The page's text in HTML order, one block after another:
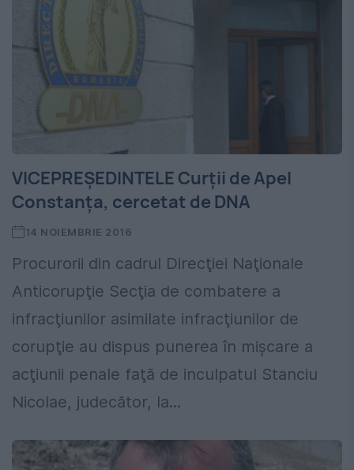
VICEPREŞEDINTELE Curții de Apel
Constanța, cercetat de DNA
14 NOIEMBRIE 2016
Procurorii din cadrul Direcţiei Naţionale
Anticorupţie Secţia de combatere a
infracţiunilor asimilate infracţiunilor de
corupţie au dispus punerea în mişcare a
acţiunii penale faţă de inculpatul Stanciu
Nicolae, judecător, la...